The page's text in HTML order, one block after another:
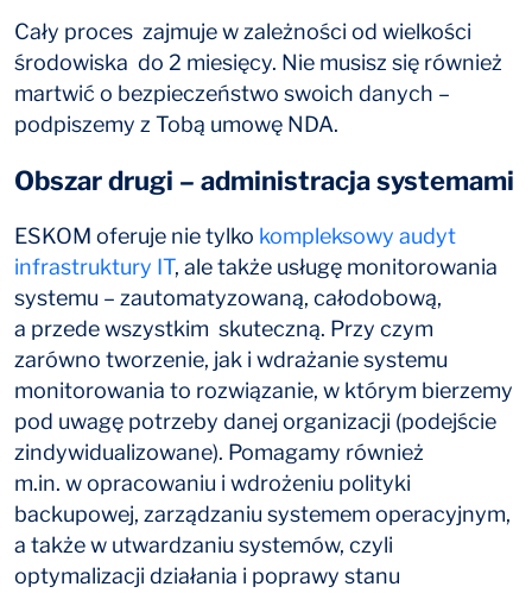
Cały proces zajmuje w zależności od wielkości
środowiska do 2 miesięcy. Nie musisz się również
martwić o bezpieczeństwo swoich danych –
podpiszemy z Tobą umowę NDA.
Obszar drugi – administracja systemami
ESKOM oferuje nie tylko kompleksowy audyt
infrastruktury IT, ale także usługę monitorowania
systemu – zautomatyzowaną, całodobową,
a przede wszystkim skuteczną. Przy czym
zarówno tworzenie, jak i wdrażanie systemu
monitorowania to rozwiązanie, w którym bierzemy
pod uwagę potrzeby danej organizacji (podejście
zindywidualizowane). Pomagamy również
m.in. w opracowaniu i wdrożeniu polityki
backupowej, zarządzaniu systemem operacyjnym,
a także w utwardzaniu systemów, czyli
optymalizacji działania i poprawy stanu